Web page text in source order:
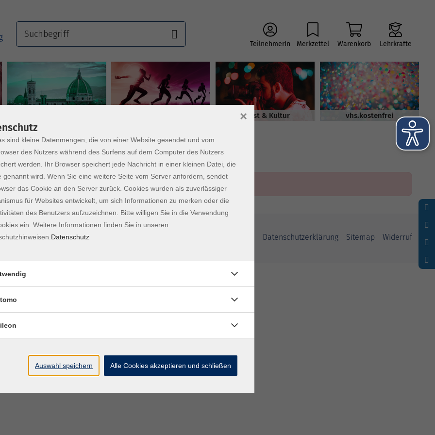
TeilnehmerIn Merkzettel Warenkorb Lehrkräfte
Kunst & Kultur vhs.kostenfrei
Datenschutzerklärung Sitemap Widerruf
sind kleine Datenmengen, die von einer Website gesendet und vom
des Nutzers während des Surfens auf dem Computer des Nutzers
werden. Ihr Browser speichert jede Nachricht in einer kleinen Datei, die
genannt wird. Wenn Sie eine weitere Seite vom Server anfordern, sendet
das Cookie an den Server zurück. Cookies wurden als zuverlässiger
für Websites entwickelt, um sich Informationen zu merken oder die
des Benutzers aufzuzeichnen. Bitte willigen Sie in die Verwendung
ein. Weitere Informationen finden Sie in unseren
Datenschutz
×
Auswahl speichern Alle Cookies akzeptieren und schließen